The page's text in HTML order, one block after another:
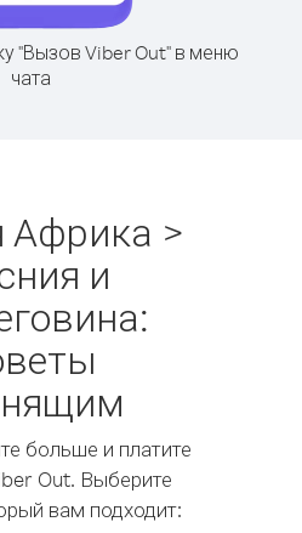
"Вызов Viber Out" в меню
чата
>
и
больше и платите
Out. Выберите
вам подходит: